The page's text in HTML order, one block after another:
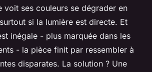
voit ses couleurs se dégrader en
si la lumière est directe. Et
inégale - plus marquée dans les
- la pièce finit par ressembler à
disparates. La solution ? Une